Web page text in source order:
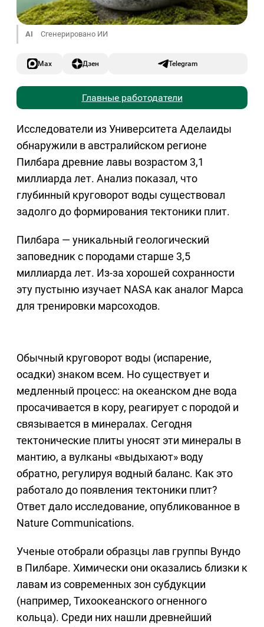
AI Сгенерировано ИИ
Max Дзен Telegram
Главные работодатели
Исследователи из Университета Аделаиды
обнаружили в австралийском регионе
Пилбара древние лавы возрастом 3,1
миллиарда лет. Анализ показал, что
глубинный круговорот воды существовал
задолго до формирования тектоники плит.
Пилбара — уникальный геологический
заповедник с породами старше 3,5
миллиарда лет. Из-за хорошей сохранности
эту пустыню изучает NASA как аналог Марса
для тренировки марсоходов.
Обычный круговорот воды (испарение,
осадки) знаком всем. Но существует и
медленный процесс: на океанском дне вода
просачивается в кору, реагирует с породой и
связывается в минералах. Сегодня
тектонические плиты уносят эти минералы в
мантию, а вулканы «выдыхают» воду
обратно, регулируя водный баланс. Как это
работало до появления тектоники плит?
Ответ дало исследование, опубликованное в
Nature Communications.
Ученые отобрали образцы лав группы Вундо
в Пилбаре. Химически они оказались близки к
лавам из современных зон субдукции
(например, Тихоокеанского огненного
кольца). Среди них нашли древнейший